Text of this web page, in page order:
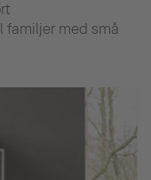
familjer med små